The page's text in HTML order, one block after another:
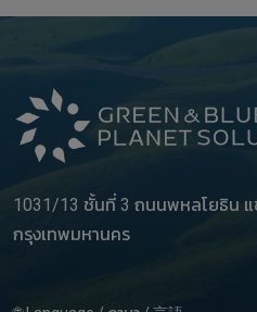
1031/13 ชั้นที่ 3 ถนนพหลโยธิน
กรุงเทพมหานคร